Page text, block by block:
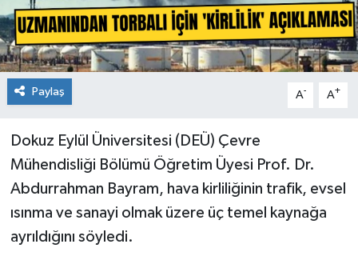
Paylaş A- A+
Dokuz Eylül Üniversitesi (DEÜ) Çevre
Mühendisliği Bölümü Öğretim Üyesi Prof. Dr.
Abdurrahman Bayram, hava kirliliğinin trafik, evsel
ısınma ve sanayi olmak üzere üç temel kaynağa
ayrıldığını söyledi.